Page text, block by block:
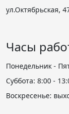
ул.Октябрьская,
Часы
Понедельник -
Суббота: 8:00 -
Воскресенье: